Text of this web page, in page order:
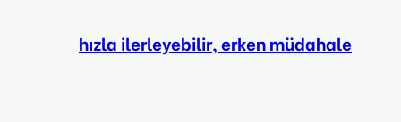
hızla ilerleyebilir, erken müdahale